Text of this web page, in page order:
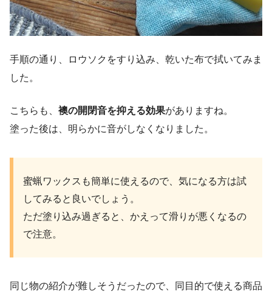
手順の通り、ロウソクをすり込み、乾いた布で拭いてみま
した。
こちらも、 襖の開閉音を抑える効果がありますね。
塗った後は、明らかに音がしなくなりました。
蜜蝋ワックスも簡単に使えるので、気になる方は試
してみると良いでしょう。
ただ塗り込み過ぎると、かえって滑りが悪くなるの
で注意。
同じ物の紹介が難しそうだったので、同目的で使える商品